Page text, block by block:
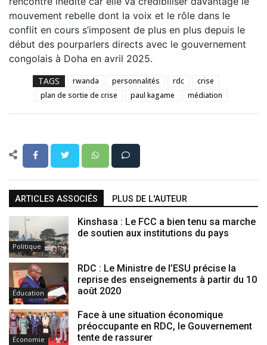
mouvement rebelle dont la voix et le rôle dans le
conflit en cours s’imposent de plus en plus depuis le
début des pourparlers directs avec le gouvernement
congolais à Doha en avril 2025.
TAGS rwanda personnalités rdc
crise
plan de sortie de crise
paul kagame médiation
ARTICLES ASSOCIÉS PLUS DE L'AUTEUR
Politique
Kinshasa : Le FCC a bien tenu sa marche
de soutien aux institutions du pays
Éducation
RDC : Le Ministre de l’ESU précise la
reprise des enseignements à partir du 10
août 2020
Économie
Face à une situation économique
préoccupante en RDC, le Gouvernement
tente de rassurer